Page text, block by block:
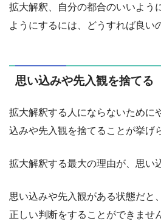
拡大解釈、自分の都合のいいよう
ようにするには、どうすれば良い
思い込みや先入観を捨てる
拡大解釈する人にならないために
込みや先入観を捨てることが挙げ
拡大解釈する最大の理由が、思い
思い込みや先入観がある状態だと
正しい判断をすることができませ